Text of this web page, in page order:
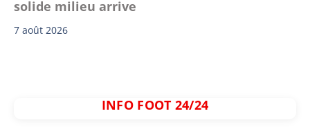
solide milieu arrive
7 août 2026
INFO FOOT 24/24